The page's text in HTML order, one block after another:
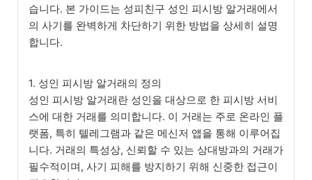
습니다. 본 가이드는 성피친구 성인 피시방 알거래에서
의 사기를 완벽하게 차단하기 위한 방법을 상세히 설명
합니다.
1. 성인 피시방 알거래의 정의
성인 피시방 알거래란 성인을 대상으로 한 피시방 서비
스에 대한 거래를 의미합니다. 이 거래는 주로 온라인 플
랫폼, 특히 텔레그램과 같은 메신저 앱을 통해 이루어집
니다. 거래의 특성상, 신뢰할 수 있는 상대방과의 거래가
필수적이며, 사기 피해를 방지하기 위해 신중한 접근이